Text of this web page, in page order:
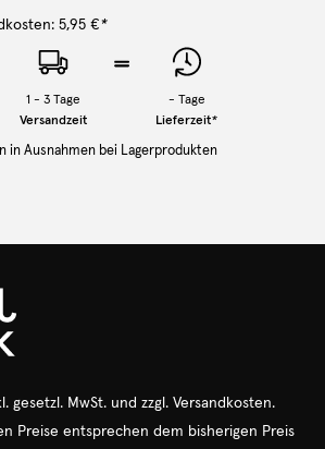
5,95 €*
1 - 3 Tage
Versandzeit
- Tage
Lieferzeit*
in Ausnahmen bei Lagerprodukten
gesetzl. MwSt. und zzgl. Versandkosten.
Preise entsprechen dem bisherigen Preis